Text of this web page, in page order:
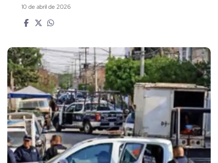
10 de abril de 2026